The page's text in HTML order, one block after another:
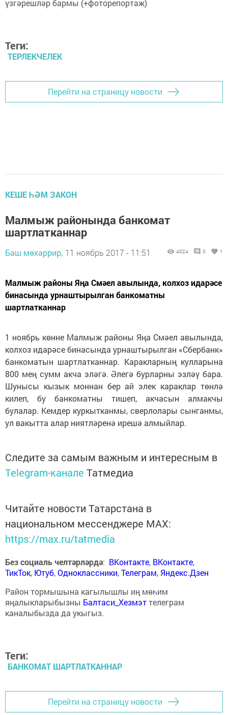
Теги:
ТЕРЛЕКЧЕЛЕК
Перейти на страницу новости
КЕШЕ ҺӘМ ЗАКОН
Малмыж районында банкомат
шартлатканнар
Баш мөхәррир, 11 ноябрь 2017 - 11:51 4024 0 1
Малмыж районы Яңа Смәел авылында, колхоз идарәсе
бинасында урнаштырылган банкоматны
шартлатканнар
1 ноябрь көнне Малмыж районы Яңа Смәел авылында,
колхоз идарәсе бинасында урнаштырылган «Сбербанк»
банкоматын шартлатканнар. Каракларның кулларына
800 мең сумм акча эләгә. Әлегә бурларны эзләү бара.
Шунысы кызык моннан бер ай элек караклар төнлә
килеп, бу банкоматны тишеп, акчасын алмакчы
булалар. Кемдер куркытканмы, сверлолары сынганмы,
ул вакытта алар ниятләренә ирешә алмыйлар.
Следите за самым важным и интересным в
Telegram-канале Татмедиа
Читайте новости Татарстана в
национальном мессенджере MАХ:
https://max.ru/tatmedia
Без социаль челтәрләрдә: ВКонтакте, ВКонтакте,
ТикТок, Ютуб,Одноклассники,Телеграм, Яндекс.Дзен
Район тормышына кагылышлы иң мөһим
яңалыкларыбызны Балтаси_Хезмэттелеграм
каналыбызда да укыгыз.
Теги:
БАНКОМАТ ШАРТЛАТКАННАР
Перейти на страницу новости